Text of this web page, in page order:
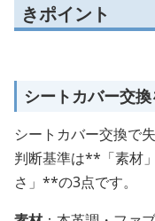
きポイント
シートカバー交
シートカバー交換で
判断基準は**「素材
さ」**の3点です。